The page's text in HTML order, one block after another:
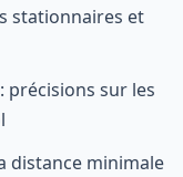
stationnaires et
: précisions sur les
distance minimale